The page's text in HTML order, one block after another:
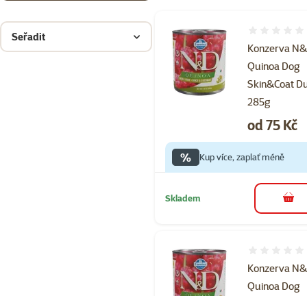
Seřadit
Konzerva
Quinoa Dog
Skin&Coat
285g
Cena
od 75 Kč
% Kup více, zaplať méně
Skladem do
Konzerva
Quinoa Dog